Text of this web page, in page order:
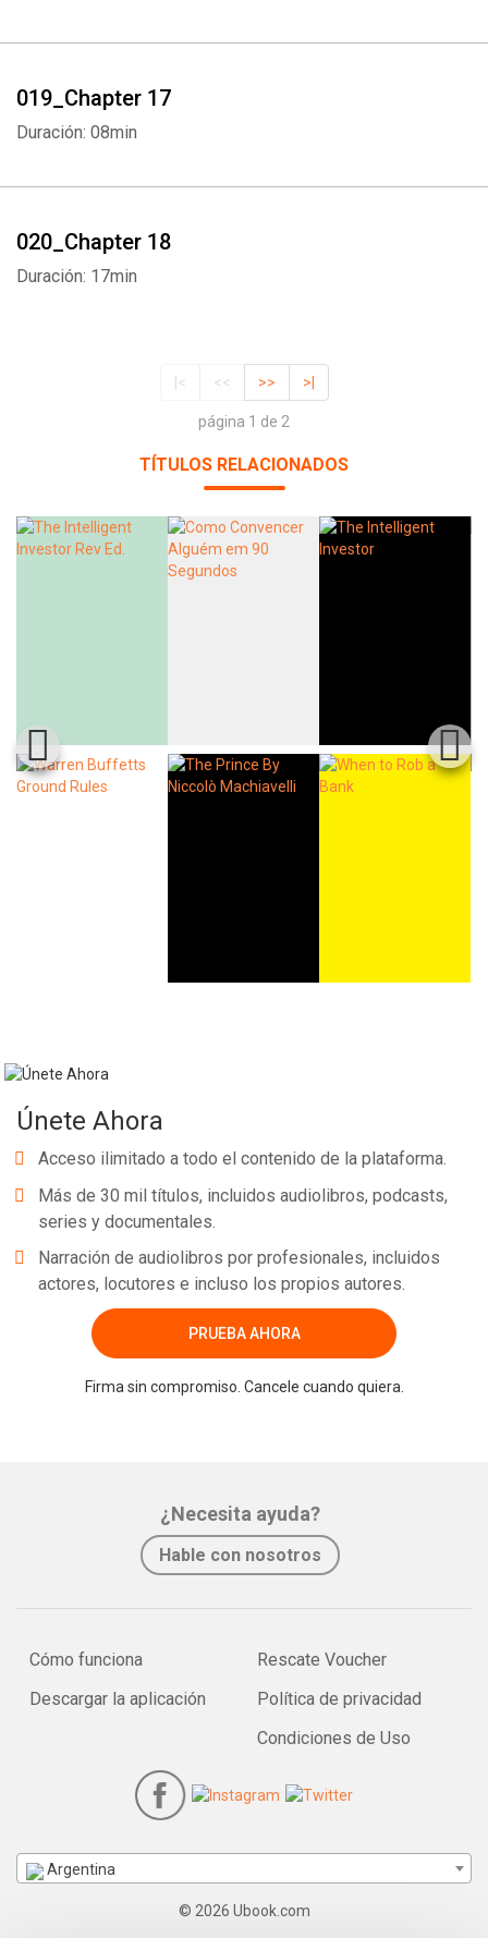
019_Chapter 17
Duración: 08min
020_Chapter 18
Duración: 17min
|< << >> >|
página 1 de 2
TÍTULOS RELACIONADOS
Únete Ahora
Acceso ilimitado a todo el contenido de la plataforma.
Más de 30 mil títulos, incluidos audiolibros, podcasts,
series y documentales.
Narración de audiolibros por profesionales, incluidos
actores, locutores e incluso los propios autores.
PRUEBA AHORA
Firma sin compromiso. Cancele cuando quiera.
¿Necesita ayuda?
Hable con nosotros
Cómo funciona
Descargar la aplicación
Rescate Voucher
Política de privacidad
Condiciones de Uso
Argentina
© 2026 Ubook.com